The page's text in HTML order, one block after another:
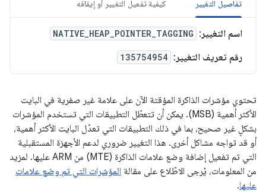
تفاصيل التغيير كيفية تفعيل التغيير أو إيقافه
اسم التغيير :
NATIVE_HEAP_POINTER_TAGGING
رقم تعريف التغيير :
135754954
تحتوي مؤشرات الذاكرة المؤقتة الآن على علامة غير صفرية في البايت
الأكثر أهمية (MSB). يمكن أن تتعطّل التطبيقات التي تستخدم المؤشرات
بشكلٍ غير صحيح، بما في ذلك التطبيقات التي تعدّل البايت الأكثر أهمية،
أو قد تواجه مشاكل أخرى. هذا التغيير ضروري لدعم الأجهزة المستقبلية
التي تم تفعيل إضافة وضع علامات الذاكرة (MTE) من ARM عليها. لمزيد
من المعلومات، يُرجى الاطّلاع على مقالة المؤشرات التي تم وضع علامات
عليها.